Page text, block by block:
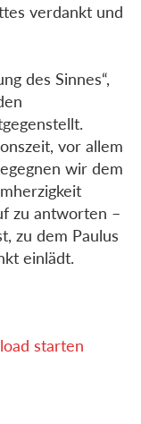
verdankt und
des Sinnes“,
vor allem
wir dem
zu antworten –
zu dem Paulus
einlädt.
starten